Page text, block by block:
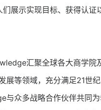
展示实现目标、获得认证
汇聚全球各大商学院
展等领域，充分满足21世
与众多战略合作伙伴共同